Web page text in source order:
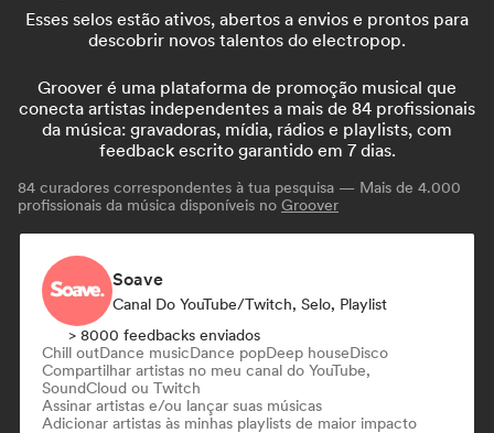
Esses selos estão ativos, abertos a envios e prontos para
descobrir novos talentos do electropop.
Groover é uma plataforma de promoção musical que
conecta artistas independentes a mais de 84 profissionais
da música: gravadoras, mídia, rádios e playlists, com
feedback escrito garantido em 7 dias.
84 curadores correspondentes à tua pesquisa — Mais de 4.000
profissionais da música disponíveis no Groover
Soave
Canal Do YouTube/Twitch, Selo, Playlist
> 8000 feedbacks enviados
Chill outDance musicDance popDeep houseDisco
Compartilhar artistas no meu canal do YouTube,
SoundCloud ou Twitch
Assinar artistas e/ou lançar suas músicas
Adicionar artistas às minhas playlists de maior impacto